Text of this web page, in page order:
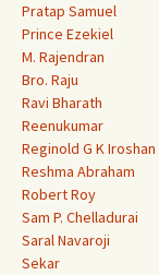
Pratap Samuel
Prince Ezekiel
M. Rajendran
Bro. Raju
Ravi Bharath
Reenukumar
Reginold G K Iroshan
Reshma Abraham
Robert Roy
Sam P. Chelladurai
Saral Navaroji
Sekar